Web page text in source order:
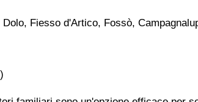
Fiesso d'Artico, Fossò,